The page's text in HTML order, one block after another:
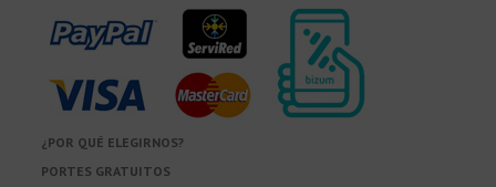
¿POR QUÉ ELEGIRNOS?
PORTES GRATUITOS